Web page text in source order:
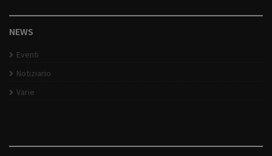
NEWS
Eventi
Notiziario
Varie